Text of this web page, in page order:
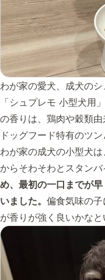
わが家の愛犬、成犬の
「シュプレモ 小型犬用
の香りは、鶏肉や穀類由
ドッグフード特有のツ
わが家の成犬の小型犬
からそわそわとスタンバ
め、最初の一口までが
いました。 偏食気味の
が香りが強く良いかなと